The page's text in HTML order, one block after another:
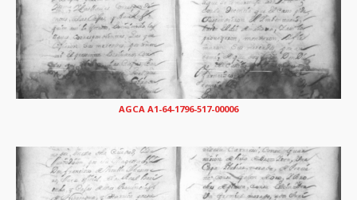
AGCA A1-64-1796-517-00006